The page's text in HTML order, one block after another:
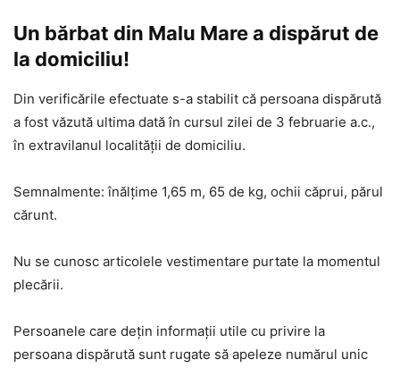
Un bărbat din Malu Mare a dispărut de
la domiciliu!
Din verificările efectuate s-a stabilit că persoana dispărută
a fost văzută ultima dată în cursul zilei de 3 februarie a.c.,
în extravilanul localității de domiciliu.
Semnalmente: înălţime 1,65 m, 65 de kg, ochii căprui, părul
cărunt.
Nu se cunosc articolele vestimentare purtate la momentul
plecării.
Persoanele care dețin informații utile cu privire la
persoana dispărută sunt rugate să apeleze numărul unic